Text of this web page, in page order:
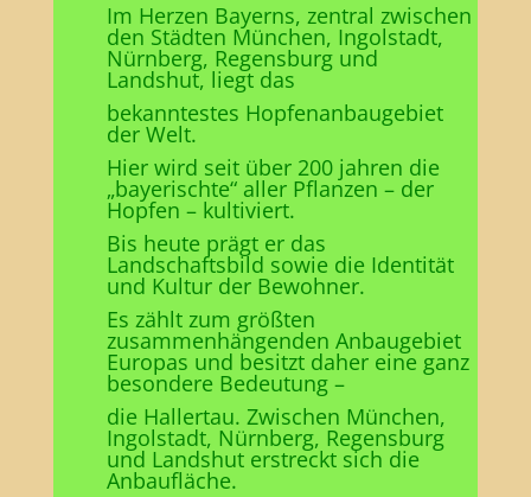
Im Herzen Bayerns, zentral zwischen
den Städten München, Ingolstadt,
Nürnberg, Regensburg und
Landshut, liegt das
bekanntestes Hopfenanbaugebiet
der Welt.
Hier wird seit über 200 jahren die
„bayerischte“ aller Pflanzen – der
Hopfen – kultiviert.
Bis heute prägt er das
Landschaftsbild sowie die Identität
und Kultur der Bewohner.
Es zählt zum größten
zusammenhängenden Anbaugebiet
Europas und besitzt daher eine ganz
besondere Bedeutung –
die Hallertau. Zwischen München,
Ingolstadt, Nürnberg, Regensburg
und Landshut erstreckt sich die
Anbaufläche.